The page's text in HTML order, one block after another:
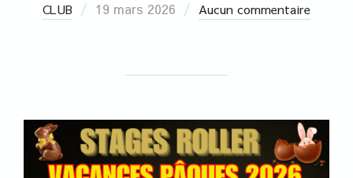
CLUB
19 mars 2026 Aucun commentaire